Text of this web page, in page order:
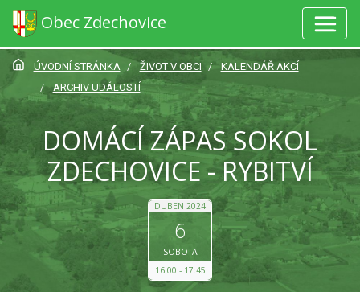
Obec Zdechovice
ÚVODNÍ STRÁNKA ŽIVOT V OBCI
KALENDÁŘ AKCÍ
ARCHIV UDÁLOSTÍ
DOMÁCÍ ZÁPAS SOKOL
ZDECHOVICE - RYBITVÍ
DUBEN 2024
6
SOBOTA
16:00
17:45